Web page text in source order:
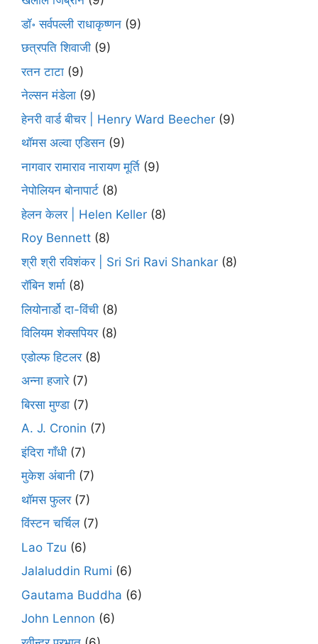
डॉ॰ सर्वपल्ली राधाकृष्णन (9)
छत्रपति शिवाजी (9)
रतन टाटा (9)
नेल्सन मंडेला (9)
हेनरी वार्ड बीचर | Henry Ward Beecher (9)
थॉमस अल्वा एडिसन (9)
नागवार रामाराव नारायण मूर्ति (9)
नेपोलियन बोनापार्ट (8)
हेलन केलर | Helen Keller (8)
Roy Bennett (8)
श्री श्री रविशंकर | Sri Sri Ravi Shankar (8)
रॉबिन शर्मा (8)
लियोनार्डो दा-विंची (8)
विलियम शेक्सपियर(8)
एडोल्फ हिटलर(8)
अन्ना हजारे(7)
बिरसा मुण्डा (7)
A. J. Cronin (7)
इंदिरा गाँधी (7)
मुकेश अंबानी (7)
थॉमस फुलर(7)
विंस्टन चर्चिल(7)
Lao Tzu (6)
Jalaluddin Rumi (6)
Gautama Buddha (6)
John Lennon (6)